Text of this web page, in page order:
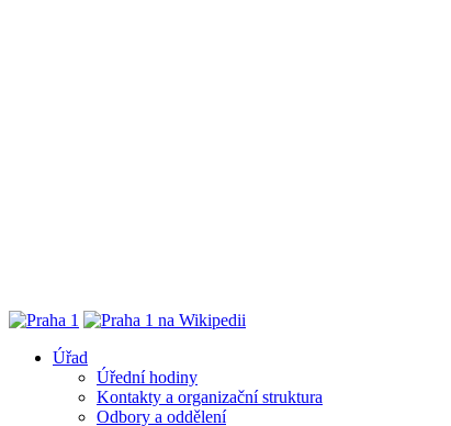
Úřad
Úřední hodiny
Kontakty a organizační struktura
Odbory a oddělení